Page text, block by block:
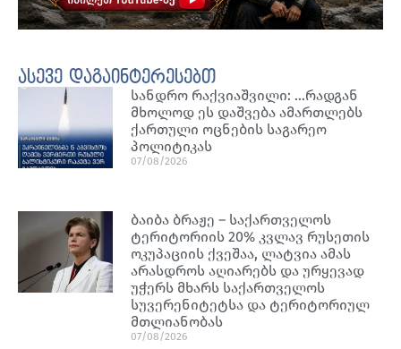
ასევე დაგაინტერესებთ
სანდრო რაქვიაშვილი: …რადგან
მხოლოდ ეს დაშვება ამართლებს
ქართული ოცნების საგარეო
პოლიტიკას
07/08/2026
ბაიბა ბრაჟე – საქართველოს
ტერიტორიის 20% კვლავ რუსეთის
ოკუპაციის ქვეშაა, ლატვია ამას
არასდროს აღიარებს და ურყევად
უჭერს მხარს საქართველოს
სუვერენიტეტსა და ტერიტორიულ
მთლიანობას
07/08/2026